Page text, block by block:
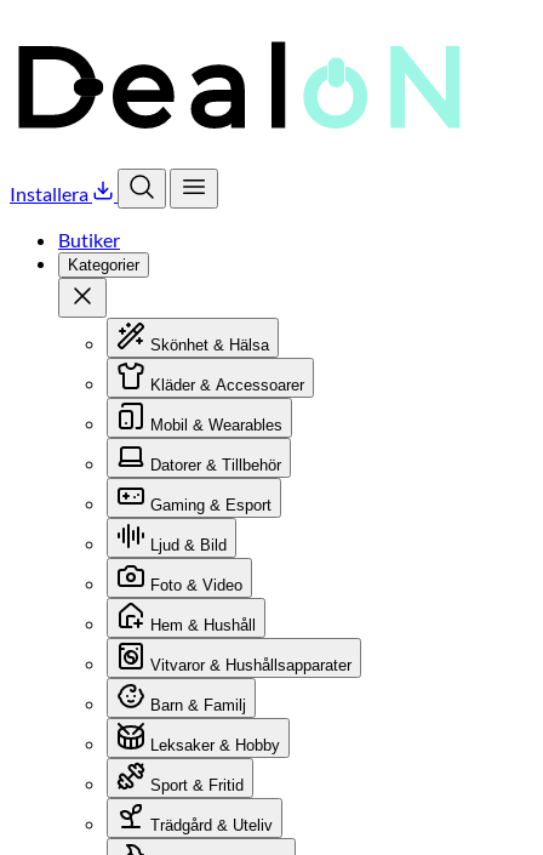
Installera
Öppna sökÖppna meny
Butiker
Kategorier
Stäng
Skönhet & Hälsa
Kläder & Accessoarer
Mobil & Wearables
Datorer & Tillbehör
Gaming & Esport
Ljud & Bild
Foto & Video
Hem & Hushåll
Vitvaror & Hushållsapparater
Barn & Familj
Leksaker & Hobby
Sport & Fritid
Trädgård & Uteliv